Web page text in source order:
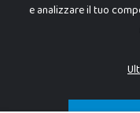
Dadi e Mattoncini è un brand
I prezzi e le promozioni
P.IVA 02608090425 - REA
e analizzare il tuo